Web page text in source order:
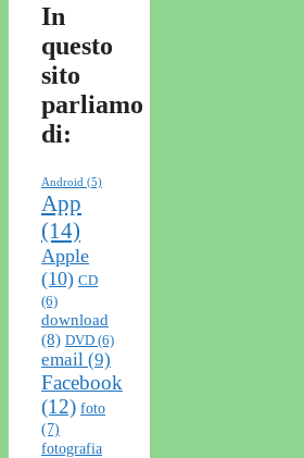
In
questo
sito
parliamo
di:
Android (5)
App
(14)
Apple
(10) CD
(6)
download
(8) DVD (6)
email (9)
Facebook
(12) foto
(7)
fotografia